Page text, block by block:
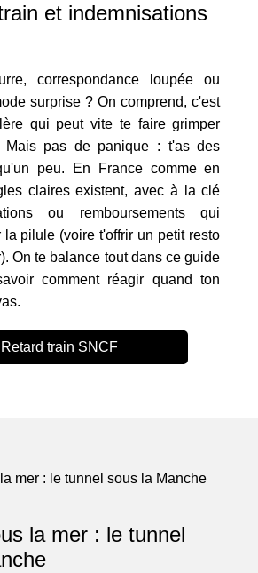
et indemnisations
correspondance loupée ou
surprise ? On comprend, c'est
qui peut vite te faire grimper
Mais pas de panique : t'as des
peu. En France comme en
claires existent, avec à la clé
ou remboursements qui
la pilule (voire t'offrir un petit resto
On te balance tout dans ce guide
comment réagir quand ton
Retard train SNCF
la mer : le tunnel